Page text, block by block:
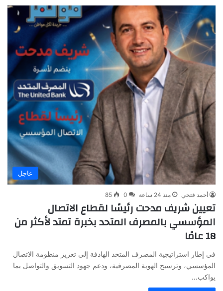
عاجل
أحمد فتحي منذ 24 ساعة 0
85
تعيين شريف مدحت رئيسًا لقطاع الاتصال
المؤسسي بالمصرف المتحد بخبرة تمتد لأكثر من
18 عامًا
في إطار استراتيجية المصرف المتحد الهادفة إلى تعزيز منظومة الاتصال
المؤسسي، وترسيخ الهوية المصرفية، ودعم جهود التسويق والتواصل بما
يواكب…